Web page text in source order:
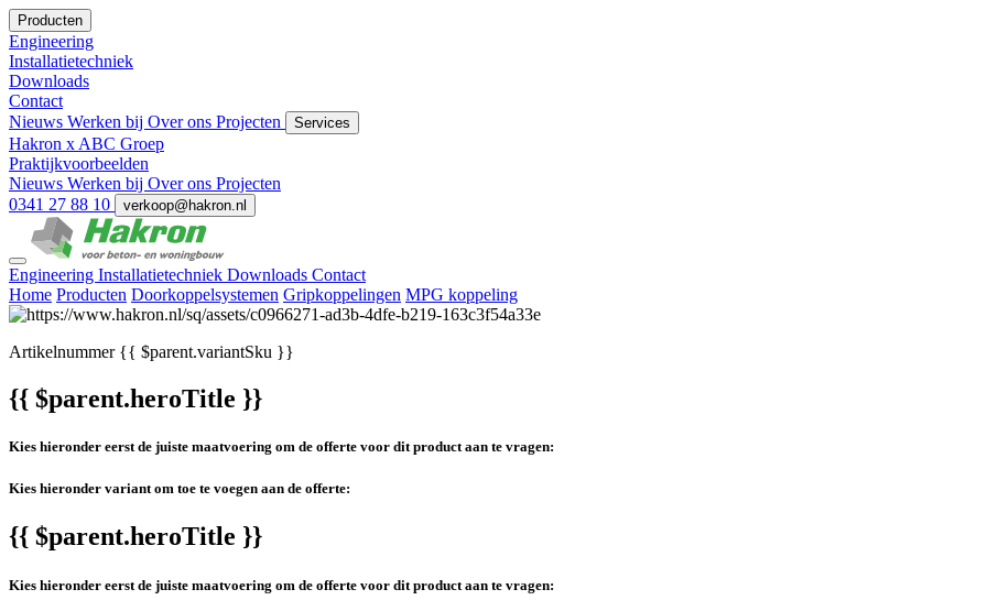
Producten
Engineering
Installatietechniek
Downloads
Contact
Nieuws Werken bij Over ons Projecten Services
Hakron x ABC Groep
Praktijkvoorbeelden
Nieuws Werken bij Over ons Projecten
0341 27 88 10
verkoop@hakron.nl
Engineering Installatietechniek Downloads Contact
Home Producten Doorkoppelsystemen Gripkoppelingen MPG koppeling
Artikelnummer{{ $parent.variantSku }}
{{ $parent.heroTitle }}
Kies hieronder eerst de juiste maatvoering om de offerte voor dit product aan te vragen:
Kies hieronder variant om toe te voegen aan de offerte:
{{ $parent.heroTitle }}
Kies hieronder eerst de juiste maatvoering om de offerte voor dit product aan te vragen: